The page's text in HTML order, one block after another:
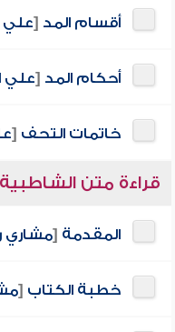
أقسام المد [علي
أحكام المد [علي
خاتمات التحف [
قراءة متن الشاطبية
المقدمة [مشاري
خطبة الكتاب [